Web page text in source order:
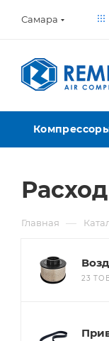
Самара
Главная —
23